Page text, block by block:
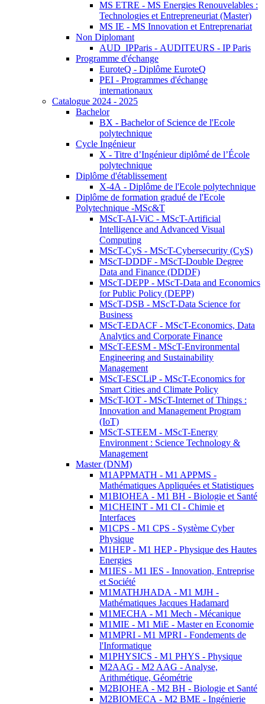
MS ETRE - MS Energies Renouvelables :
Technologies et Entrepreneuriat (Master)
MS IE - MS Innovation et Entreprenariat
Non Diplomant
AUD_IPParis - AUDITEURS - IP Paris
Programme d'échange
EuroteQ - Diplôme EuroteQ
PEI - Programmes d'échange
internationaux
Catalogue 2024 - 2025
Bachelor
BX - Bachelor of Science de l'Ecole
polytechnique
Cycle Ingénieur
X - Titre d’Ingénieur diplômé de l’École
polytechnique
Diplôme d'établissement
X-4A - Diplôme de l'Ecole polytechnique
Diplôme de formation gradué de l'Ecole
Polytechnique -MSc&T
MScT-AI-ViC - MScT-Artificial
Intelligence and Advanced Visual
Computing
MScT-CyS - MScT-Cybersecurity (CyS)
MScT-DDDF - MScT-Double Degree
Data and Finance (DDDF)
MScT-DEPP - MScT-Data and Economics
for Public Policy (DEPP)
MScT-DSB - MScT-Data Science for
Business
MScT-EDACF - MScT-Economics, Data
Analytics and Corporate Finance
MScT-EESM - MScT-Environmental
Engineering and Sustainability
Management
MScT-ESCLiP - MScT-Economics for
Smart Cities and Climate Policy
MScT-IOT - MScT-Internet of Things :
Innovation and Management Program
(IoT)
MScT-STEEM - MScT-Energy
Environment : Science Technology &
Management
Master (DNM)
M1APPMATH - M1 APPMS -
Mathématiques Appliquées et Statistiques
M1BIOHEA - M1 BH - Biologie et Santé
M1CHEINT - M1 CI - Chimie et
Interfaces
M1CPS - M1 CPS - Système Cyber
Physique
M1HEP - M1 HEP - Physique des Hautes
Energies
M1IES - M1 IES - Innovation, Entreprise
et Société
M1MATHJHADA - M1 MJH -
Mathématiques Jacques Hadamard
M1MECHA - M1 Mech - Mécanique
M1MIE - M1 MiE - Master en Economie
M1MPRI - M1 MPRI - Fondements de
l'Informatique
M1PHYSICS - M1 PHYS - Physique
M2AAG - M2 AAG - Analyse,
Arithmétique, Géométrie
M2BIOHEA - M2 BH - Biologie et Santé
M2BIOMECA - M2 BME - Ingénierie